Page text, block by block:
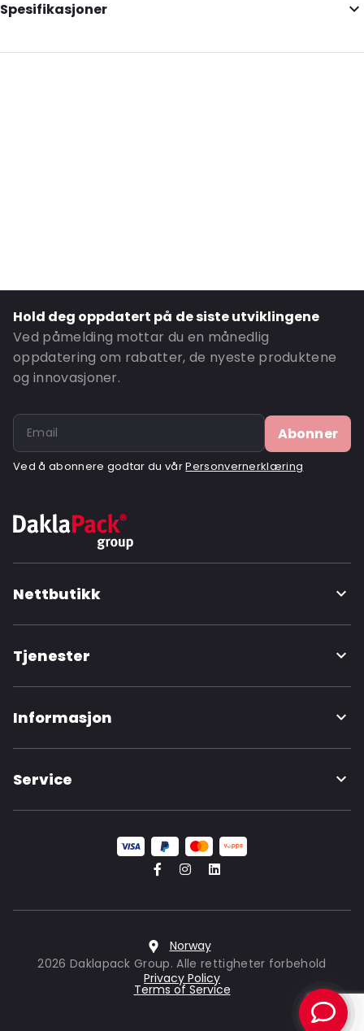
Spesifikasjoner
External Length: 190
Hold deg oppdatert på de siste utviklingene
Ved påmelding mottar du en månedlig
oppdatering om rabatter, de nyeste produktene
og innovasjoner.
Abonner
Ved å abonnere godtar du vårPersonvernerklæring
Nettbutikk
Tjenester
Informasjon
Service
Norway
2026 Daklapack Group. Alle rettigheter forbehold
Privacy Policy
Terms of Service